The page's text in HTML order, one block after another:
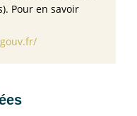
Pour en savoir